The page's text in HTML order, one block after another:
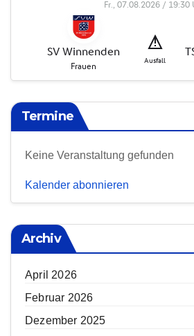
Termine
Keine Veranstaltung gefunden
Kalender abonnieren
Archiv
April 2026
Februar 2026
Dezember 2025